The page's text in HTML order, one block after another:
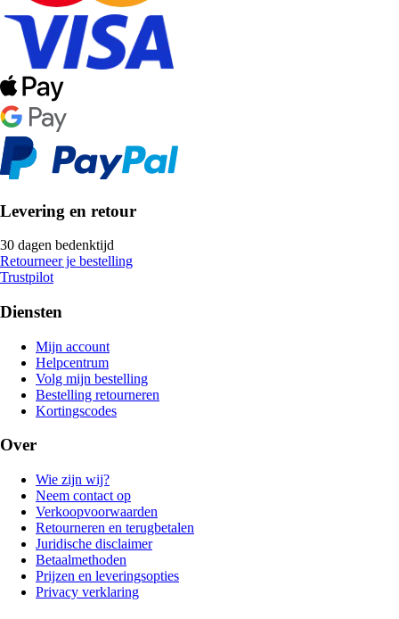
Levering en retour
30 dagen bedenktijd
Retourneer je bestelling
Trustpilot
Diensten
Mijn account
Helpcentrum
Volg mijn bestelling
Bestelling retourneren
Kortingscodes
Over
Wie zijn wij?
Neem contact op
Verkoopvoorwaarden
Retourneren en terugbetalen
Juridische disclaimer
Betaalmethoden
Prijzen en leveringsopties
Privacy verklaring